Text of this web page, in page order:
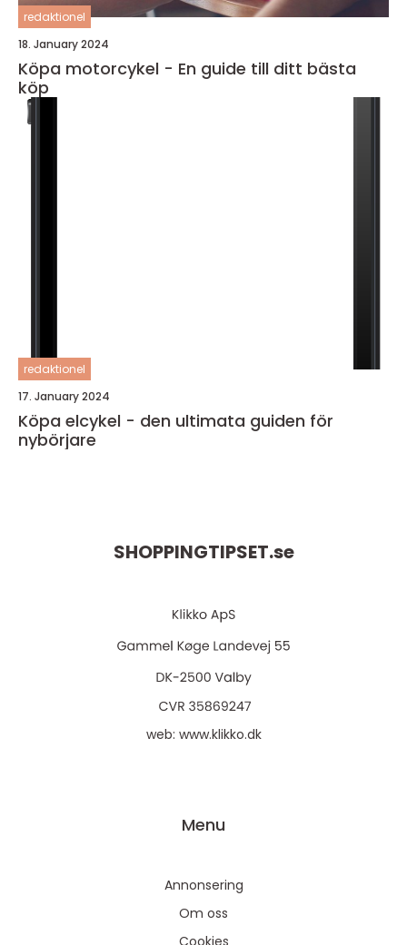
redaktionel
18. January 2024
Köpa motorcykel - En guide till ditt bästa
köp
redaktionel
17. January 2024
Köpa elcykel - den ultimata guiden för
nybörjare
SHOPPINGTIPSET.se
web: www.klikko.dk
Menu
Annonsering
Om oss